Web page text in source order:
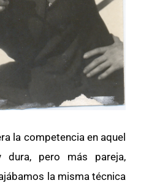
la competencia en aquel
dura, pero más pareja,
la misma técnica